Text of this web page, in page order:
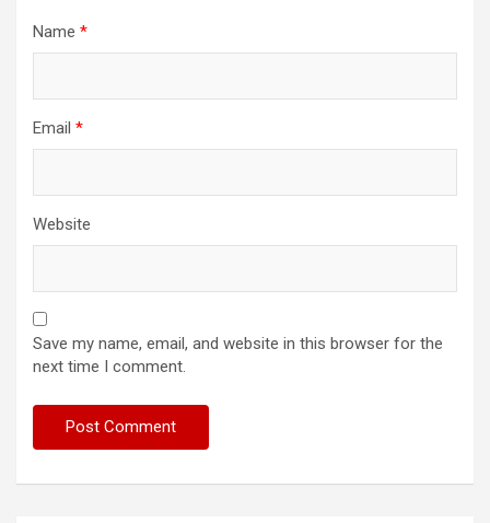
Name *
Email *
Website
Save my name, email, and website in this browser for the
next time I comment.